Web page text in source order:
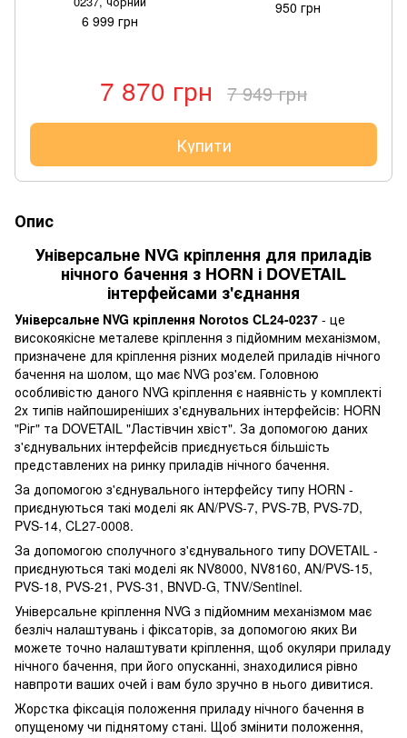
6 999 грн
950 грн
7 870 грн 7 949 грн
Купити
Опис
Універсальне NVG кріплення для приладів
нічного бачення з HORN і DOVETAIL
інтерфейсами з'єднання
Універсальне NVG кріплення Norotos CL24-0237 - це
високоякісне металеве кріплення з підйомним механізмом,
призначене для кріплення різних моделей приладів нічного
бачення на шолом, що має NVG роз'єм. Головною
особливістю даного NVG кріплення є наявність у комплекті
2х типів найпоширеніших з'єднувальних інтерфейсів: HORN
"Ріг" та DOVETAIL "Ластівчин хвіст". За допомогою даних
з'єднувальних інтерфейсів приєднується більшість
представлених на ринку приладів нічного бачення.
За допомогою з'єднувального інтерфейсу типу HORN -
приєднуються такі моделі як AN/PVS-7, PVS-7B, PVS-7D,
PVS-14, CL27-0008.
За допомогою сполучного з'єднувального типу DOVETAIL -
приєднуються такі моделі як NV8000, NV8160, AN/PVS-15,
PVS-18, PVS-21, PVS-31, BNVD-G, TNV/Sentinel.
Універсальне кріплення NVG з підйомним механізмом має
безліч налаштувань і фіксаторів, за допомогою яких Ви
можете точно налаштувати кріплення, щоб окуляри приладу
нічного бачення, при його опусканні, знаходилися рівно
навпроти ваших очей і вам було зручно в нього дивитися.
Жорстка фіксація положення приладу нічного бачення в
опущеному чи піднятому стані. Щоб змінити положення,